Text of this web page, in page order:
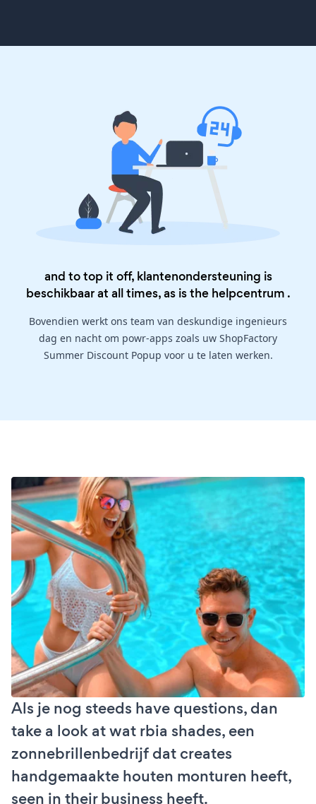
and to top it off, klantenondersteuning is
beschikbaar at all times, as is the helpcentrum .
Bovendien werkt ons team van deskundige ingenieurs
dag en nacht om powr-apps zoals uw ShopFactory
Summer Discount Popup voor u te laten werken.
Als je nog steeds have questions, dan
take a look at wat rbia shades, een
zonnebrillenbedrijf dat creates
handgemaakte houten monturen heeft,
seen in their business heeft.